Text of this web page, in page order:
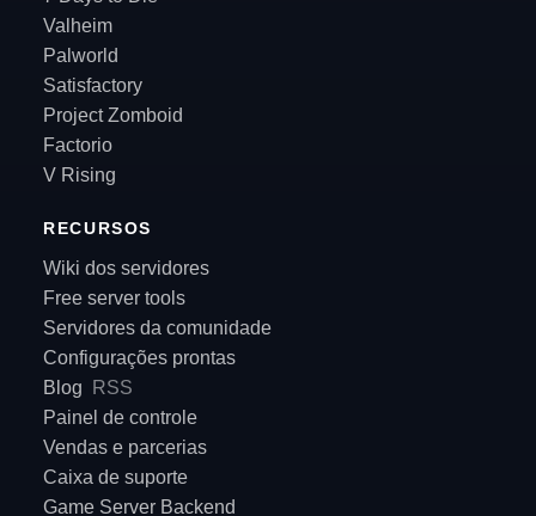
Valheim
Palworld
Satisfactory
Project Zomboid
Factorio
V Rising
RECURSOS
Wiki dos servidores
Free server tools
Servidores da comunidade
Configurações prontas
Blog
RSS
Painel de controle
Vendas e parcerias
Caixa de suporte
Game Server Backend